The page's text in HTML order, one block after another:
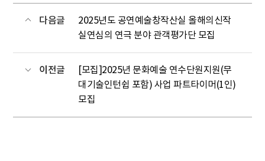
다음글
2025년도 공연예술창작산실 올해의신작
실연심의 연극 분야 관객평가단 모집
이전글
[모집]2025년 문화예술 연수단원지원(무
대기술인턴쉽 포함) 사업 파트타이머(1인)
모집